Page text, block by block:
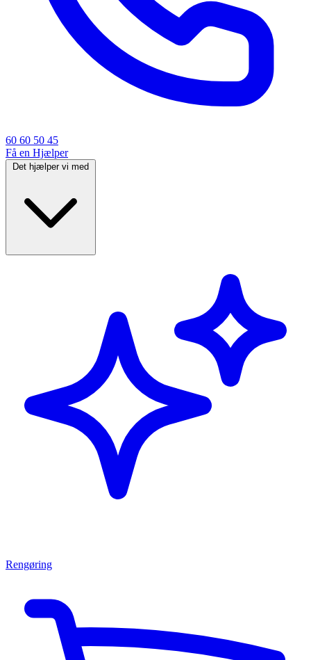
60 60 50 45
Få en Hjælper
Det hjælper vi med
Rengøring